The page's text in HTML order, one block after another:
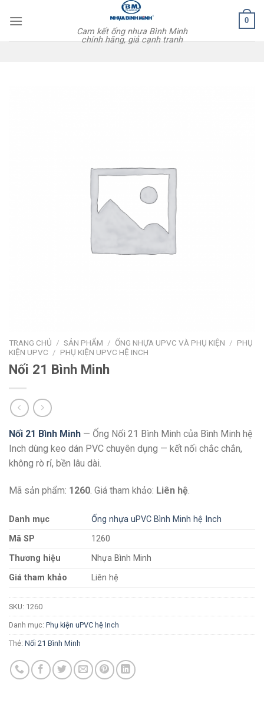
Cam kết ống nhựa Bình Minh
chính hãng, giá cạnh tranh
0
TRANG CHỦ / SẢN PHẨM / ỐNG NHỰA UPVC VÀ PHỤ KIỆN / PHỤ
KIỆN UPVC / PHỤ KIỆN UPVC HỆ INCH
Nối 21 Bình Minh
Nối 21 Bình Minh — Ống Nối 21 Bình Minh của Bình Minh hệ
Inch dùng keo dán PVC chuyên dụng — kết nối chắc chắn,
không rò rỉ, bền lâu dài.
Mã sản phẩm: 1260. Giá tham khảo: Liên hệ.
Danh mục
Ống nhựa uPVC Bình Minh hệ Inch
Mã SP
1260
Thương hiệu
Nhựa Bình Minh
Giá tham khảo
Liên hệ
SKU: 1260
Danh mục: Phụ kiện uPVC hệ Inch
Thẻ: Nối 21 Bình Minh